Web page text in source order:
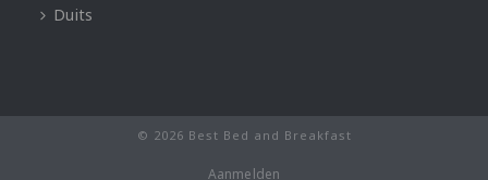
Duits
© 2026 Best Bed and Breakfast
Aanmelden